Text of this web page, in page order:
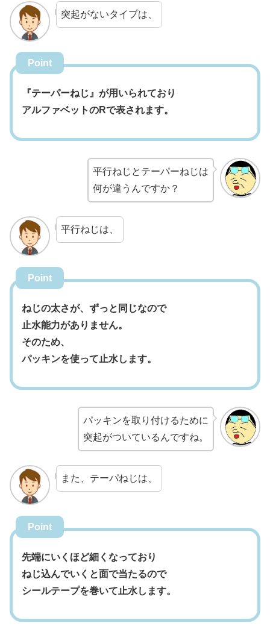
突起がないタイプは、
Point
『テーパーねじ』が用いられており
アルファベットのRで表されます。
平行ねじとテーパーねじは
何が違うんですか？
平行ねじは、
Point
ねじの太さが、ずっと同じなので
止水能力がありません。
そのため、
パッキンを使って止水します。
パッキンを取り付けるために
突起がついているんですね。
また、テーパねじは、
Point
先端にいくほど細くなっており
ねじ込んでいくと面で当たるので
シールテープを巻いて止水します。